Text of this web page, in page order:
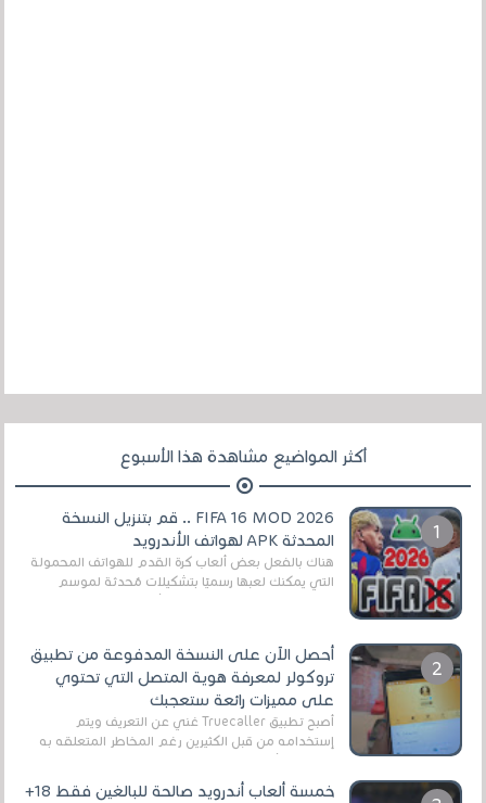
أكثر المواضيع مشاهدة هذا الأسبوع
FIFA 16 MOD 2026 .. قم بتنزيل النسخة
المحدثة APK لهواتف الأندرويد
هناك بالفعل بعض ألعاب كرة القدم للهواتف المحمولة
التي يمكنك لعبها رسميًا بتشكيلات مُحدثة لموسم
أحصل الآن على النسخة المدفوعة من تطبيق
تروكولر لمعرفة هوية المتصل التي تحتوي
على مميزات رائعة ستعجبك
أصبح تطبيق Truecaller غني عن التعريف ويتم
إستخدامه من قبل الكثيرين رغم المخاطر المتعلقه به
خمسة ألعاب أندرويد صالحة للبالغين فقط 18+